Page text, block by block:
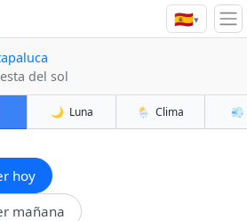
🇪🇸▾
del sol
🌙 Luna 🌦️ Clima 💨
hoy
mañana